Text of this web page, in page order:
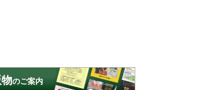
のご案内